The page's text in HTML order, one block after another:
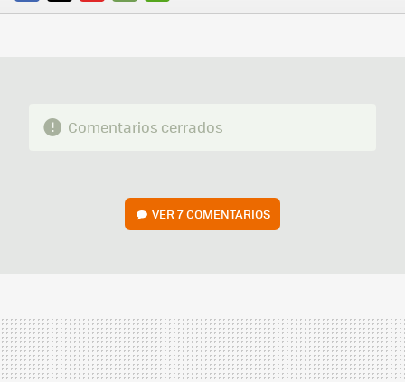
FACEBOOK
TWITTERFLIPBOARD
E-
WHATSAPP
Comentarios cerrados
VER7 COMENTARIOS